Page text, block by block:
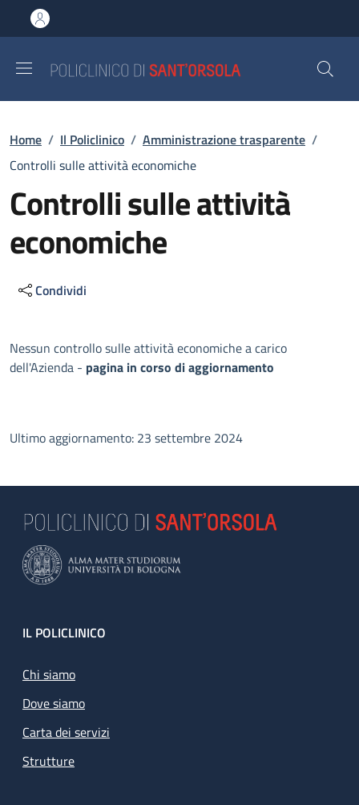
al contenuto principale
to footer content
Briciole di pane
Home / Il Policlinico / Amministrazione trasparente /
Controlli sulle attività economiche
Controlli sulle attività
economiche
Condividi
Descrizione
Nessun controllo sulle attività economiche a carico
dell'Azienda - pagina in corso di aggiornamento
Ultimo aggiornamento: 23 settembre 2024
Footer
IL POLICLINICO
Chi siamo
Dove siamo
Carta dei servizi
Strutture